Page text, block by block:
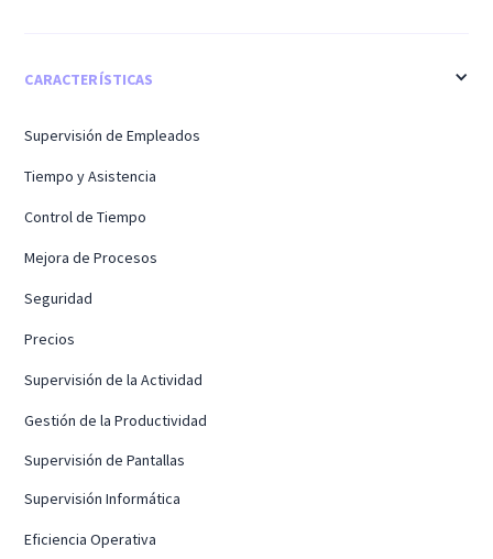
CARACTERÍSTICAS
Supervisión de Empleados
Tiempo y Asistencia
Control de Tiempo
Mejora de Procesos
Seguridad
Precios
Supervisión de la Actividad
Gestión de la Productividad
Supervisión de Pantallas
Supervisión Informática
Eficiencia Operativa